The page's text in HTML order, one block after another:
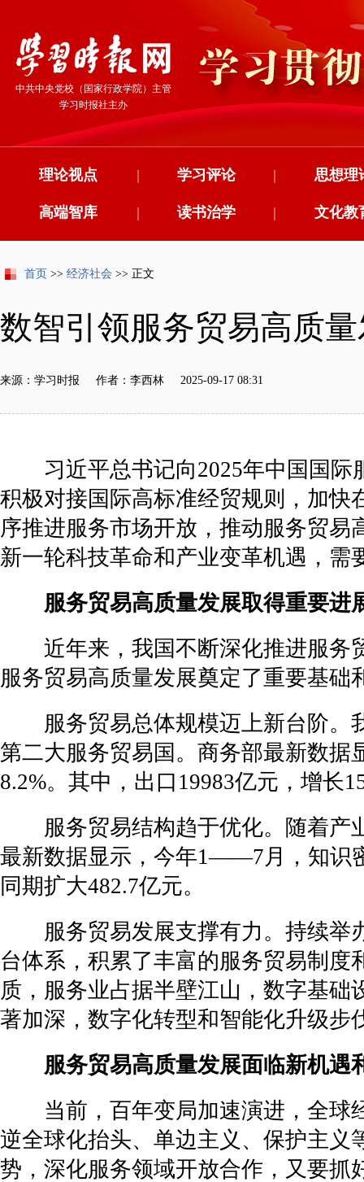
中共中央党校（国家行政学院）主管
学习时报社主办
理论视点 学习评论
| 思想理
|
高端智库 读书治学
| 文化教
|
首页 >> 经济社会 >> 正文
数智引领服务贸易高质
来源：学习时报 作者：李西林 2025-09-17 08:31
习近平总书记向2025年中国国际
积极对接国际高标准经贸规则，加快
序推进服务市场开放，推动服务贸
新一轮科技革命和产业变革机遇，
服务贸易高质量发展取得重要进
近年来，我国不断深化推进服务
服务贸易高质量发展奠定了重要基础
服务贸易总体规模迈上新台阶。
第二大服务贸易国。商务部最新数
8.2%。其中，出口19983亿元，增长
服务贸易结构趋于优化。随着产
最新数据显示，今年1——7月，知识
同期扩大482.7亿元。
服务贸易发展支撑有力。持续举办
台体系，积累了丰富的服务贸易制
质，服务业占据半壁江山，数字基
著加深，数字化转型和智能化升级步
服务贸易高质量发展面临新机遇
当前，百年变局加速演进，全球
逆全球化抬头、单边主义、保护主义
势，深化服务领域开放合作，又要抓